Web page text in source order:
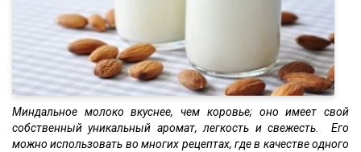
Миндальное молоко вкуснее, чем коровье; оно имеет свой
собственный уникальный аромат, легкость и свежесть. Его
можно использовать во многих рецептах, где в качестве одного